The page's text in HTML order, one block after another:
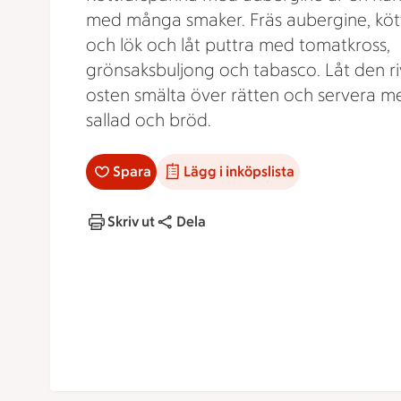
med många smaker. Fräs aubergine,
och lök och låt puttra med tomatkross,
grönsaksbuljong och tabasco. Låt den
osten smälta över rätten och servera
sallad och bröd.
Spara Lägg i inköpslista
Skriv ut Dela